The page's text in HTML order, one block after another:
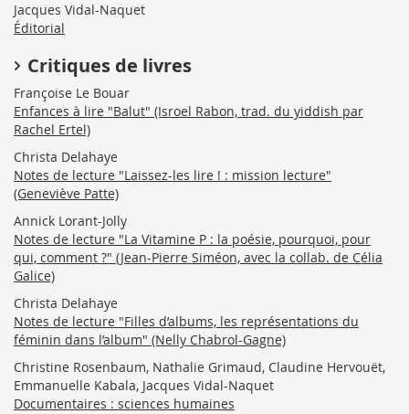
Jacques Vidal-Naquet
Éditorial
Critiques de livres
Françoise Le Bouar
Enfances à lire "Balut" (Isroel Rabon, trad. du yiddish par
Rachel Ertel)
Christa Delahaye
Notes de lecture "Laissez-les lire ! : mission lecture"
(Geneviève Patte)
Annick Lorant-Jolly
Notes de lecture "La Vitamine P : la poésie, pourquoi, pour
qui, comment ?" (Jean-Pierre Siméon, avec la collab. de Célia
Galice)
Christa Delahaye
Notes de lecture "Filles d’albums, les représentations du
féminin dans l’album" (Nelly Chabrol-Gagne)
Christine Rosenbaum, Nathalie Grimaud, Claudine Hervouët,
Emmanuelle Kabala, Jacques Vidal-Naquet
Documentaires : sciences humaines